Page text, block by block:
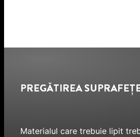
PREGĂTIREA
Materialul care trebuie lipit